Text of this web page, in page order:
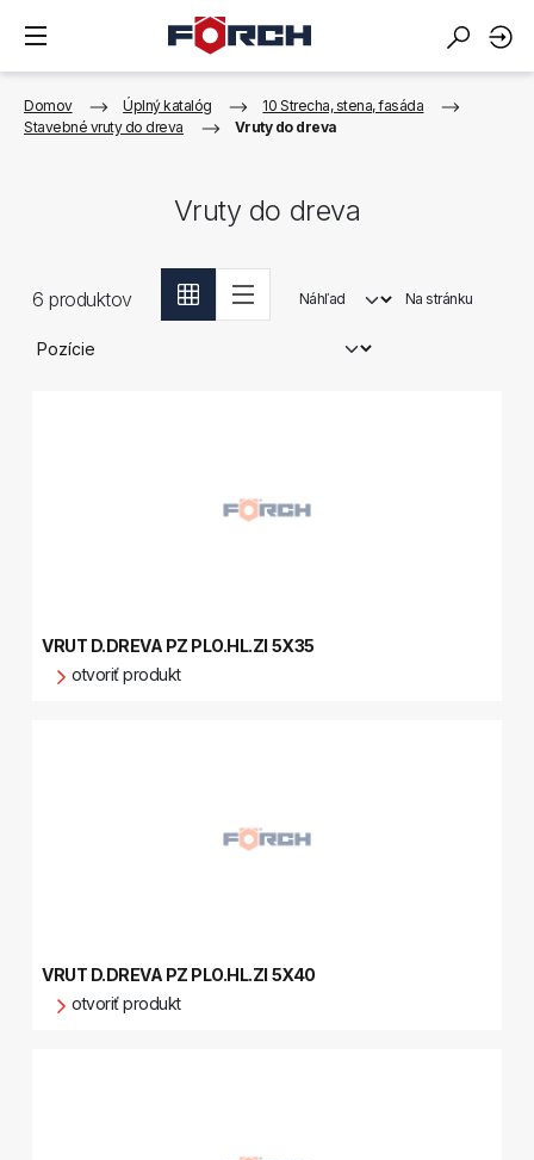
Domov Úplný katalóg
10 Strecha, stena, fasáda
Stavebné vruty do dreva
Vruty do dreva
Vruty do dreva
6 produktov Náhľad Na stránku
VRUT D.DREVA PZ PLO.HL.ZI 5X35
otvoriť produkt
VRUT D.DREVA PZ PLO.HL.ZI 5X40
otvoriť produkt